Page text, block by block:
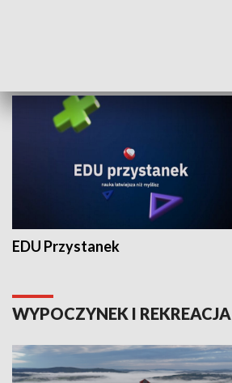
EDU Przystanek
WYPOCZYNEK I REKREACJA